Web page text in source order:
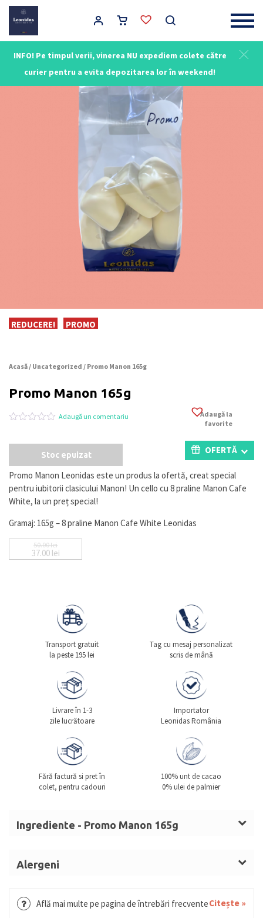
INFO! Pe timpul verii, vinerea NU expediem colete către
curier pentru a evita depozitarea lor în weekend!
Main Navigation
REDUCERE! PROMO
Acasă/ Uncategorized / Promo Manon 165g
Promo Manon 165g
0
5
pe
a
evaluări
clienți
Adaugă un comentariu
Adaugă la
favorite
Stoc epuizat OFERTĂ
Promo Manon Leonidas este un produs la ofertă, creat special
pentru iubitorii clasicului Manon! Un cello cu 8 praline Manon Cafe
White, la un preț special!
Gramaj: 165g – 8 praline Manon Cafe White Leonidas
50.00lei
Prețul inițial a fost: 50.00 lei.
37.00 lei
Prețul curent este: 37.00 lei.
Transport gratuit
la peste 195 lei
Tag cu mesaj personalizat
scris de mână
Livrare în 1-3
zile lucrătoare
Importator
Leonidas România
Fără factură si pret în
colet, pentru cadouri
100% unt de cacao
0% ulei de palmier
Ingrediente - Promo Manon 165g
ALUNE DE PĂDURE
, apă, sirop de glucoză, masă de
(aromă naturală de vanilie), conservant (sorbat de
potasiu).
Alergeni
Află mai multe pe pagina de întrebări frecventeCitește »